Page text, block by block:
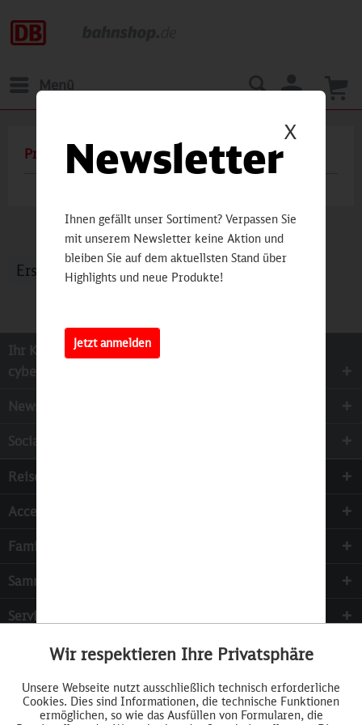
Menü
Produkte von BLACKROLL
Ihr Kontakt zur
cyber-Wear Heidelberg GmbH
Newsletter
Socialmedia
Reisen
Accessoires
Familie & Kinder
Sammeln
Services
Funktionale Aktiv
Tracking Inaktiv
Wir respektieren Ihre Privatsphäre
Unsere Webseite nutzt ausschließlich technisch erforderliche
Cookies. Dies sind Informationen, die technische Funktionen
ermöglichen, so wie das Ausfüllen von Formularen, die
X
Newsletter
Ihnen gefällt unser Sortiment? Verpassen Sie
mit unserem Newsletter keine Aktion und
bleiben Sie auf dem aktuellsten Stand über
Highlights und neue Produkte!
Jetzt anmelden